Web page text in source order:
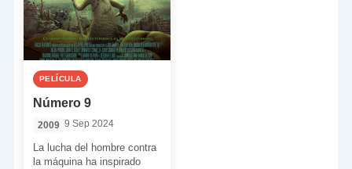
PELÍCULA
Número 9
2009 9 Sep 2024
La lucha del hombre contra
la máquina ha inspirado